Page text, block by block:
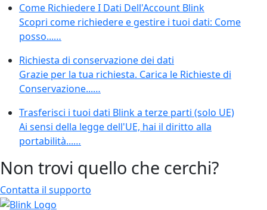
Come Richiedere I Dati Dell'Account Blink
Scopri come richiedere e gestire i tuoi dati: Come
posso...…
Richiesta di conservazione dei dati
Grazie per la tua richiesta. Carica le Richieste di
Conservazione...…
Trasferisci i tuoi dati Blink a terze parti (solo UE)
Ai sensi della legge dell'UE, hai il diritto alla
portabilità...…
Non trovi quello che cerchi?
Contatta il supporto